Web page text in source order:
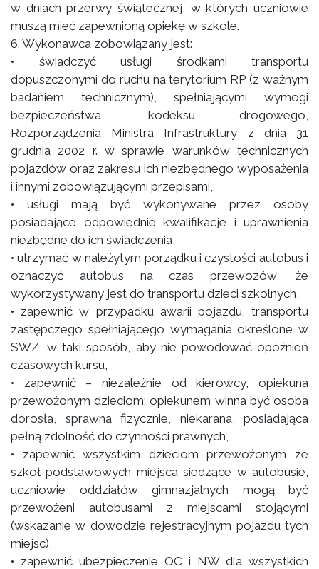
w dniach przerwy świątecznej, w których uczniowie
muszą mieć zapewnioną opiekę w szkole.
6. Wykonawca zobowiązany jest:
• świadczyć usługi środkami transportu
dopuszczonymi do ruchu na terytorium RP (z ważnym
badaniem technicznym), spełniającymi wymogi
bezpieczeństwa, kodeksu drogowego,
Rozporządzenia Ministra Infrastruktury z dnia 31
grudnia 2002 r. w sprawie warunków technicznych
pojazdów oraz zakresu ich niezbędnego wyposażenia
i innymi zobowiązującymi przepisami,
• usługi mają być wykonywane przez osoby
posiadające odpowiednie kwalifikacje i uprawnienia
niezbędne do ich świadczenia,
• utrzymać w należytym porządku i czystości autobus i
oznaczyć autobus na czas przewozów, że
wykorzystywany jest do transportu dzieci szkolnych,
• zapewnić w przypadku awarii pojazdu, transportu
zastępczego spełniającego wymagania określone w
SWZ, w taki sposób, aby nie powodować opóźnień
czasowych kursu,
• zapewnić – niezależnie od kierowcy, opiekuna
przewożonym dzieciom; opiekunem winna być osoba
dorosła, sprawna fizycznie, niekarana, posiadająca
pełną zdolność do czynności prawnych,
• zapewnić wszystkim dzieciom przewożonym ze
szkół podstawowych miejsca siedzące w autobusie,
uczniowie oddziałów gimnazjalnych mogą być
przewożeni autobusami z miejscami stojącymi
(wskazanie w dowodzie rejestracyjnym pojazdu tych
miejsc),
• zapewnić ubezpieczenie OC i NW dla wszystkich